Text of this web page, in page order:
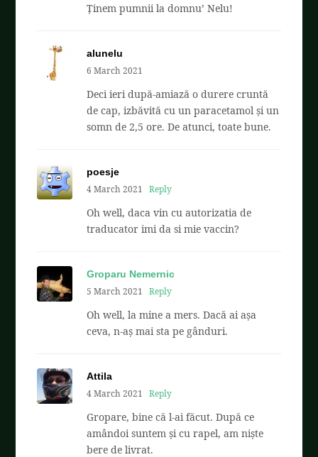
Ținem pumnii la domnu’ Nelu!
alunelu
6 March 2021
Deci ieri după-amiază o durere cruntă
de cap, izbăvită cu un paracetamol și un
somn de 2,5 ore. De atunci, toate bune.
poesje
4 March 2021
Reply
Oh well, daca vin cu autorizatia de
traducator imi da si mie vaccin?
Groparu Nemernic
5 March 2021
Reply
Oh well, la mine a mers. Dacă ai așa
ceva, n-aș mai sta pe gânduri.
Attila
4 March 2021
Reply
Gropare, bine că l-ai făcut. După ce
amândoi suntem și cu rapel, am niște
bere de livrat.